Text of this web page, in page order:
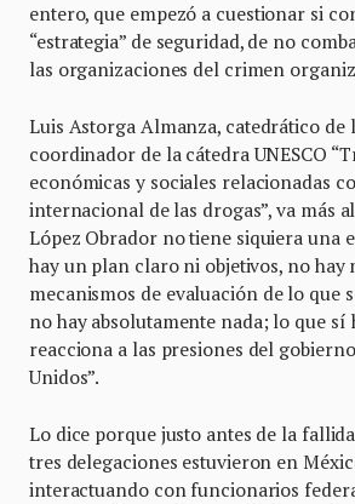
entero, que empezó a cuestionar si
“estrategia” de seguridad, de no
las organizaciones del crimen
Luis Astorga Almanza, catedrático de
coordinador de la cátedra UNESCO
económicas y sociales relacionadas
internacional de las drogas”, va más
López Obrador no tiene siquiera una
hay un plan claro ni objetivos, no hay
mecanismos de evaluación de lo que
no hay absolutamente nada; lo que sí
reacciona a las presiones del
Unidos”.
Lo dice porque justo antes de la
tres delegaciones estuvieron en
interactuando con funcionarios